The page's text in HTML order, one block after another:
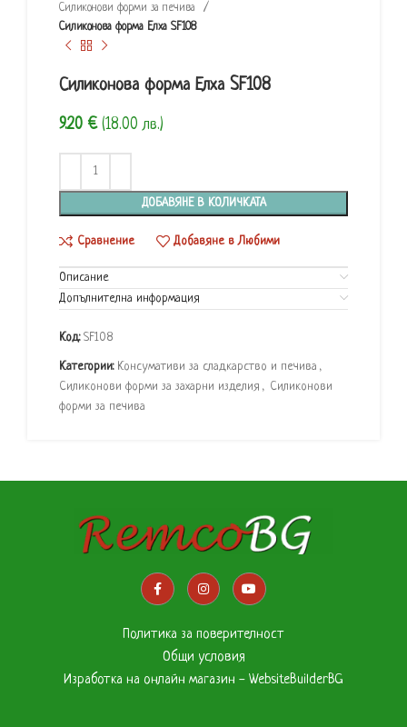
Силиконови форми за печива
Силиконова форма Елха SF108
Силиконова форма Елха SF108
9.20 € (18.00 лв.)
ДОБАВЯНЕ В КОЛИЧКАТА
Сравнение Добавяне в Любими
Описание
Допълнителна информация
Код: SF108
Категории: Консумативи за сладкарство и печива ,
Силиконови форми за захарни изделия , Силиконови
форми за печива
Политика за поверителност
Общи условия
Изработка на онлайн магазин - WebsiteBuilderBG